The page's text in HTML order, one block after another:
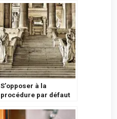
S’opposer à la
procédure par défaut